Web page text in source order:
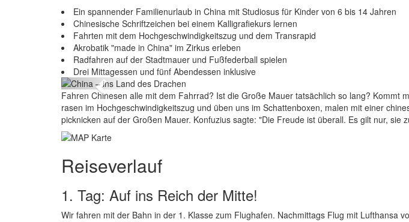
Ein spannender Familienurlaub in China mit Studiosus für Kinder von 6 bis 14 Jahren
Chinesische Schriftzeichen bei einem Kalligrafiekurs lernen
Fahrten mit dem Hochgeschwindigkeitszug und dem Transrapid
Akrobatik "made in China" im Zirkus erleben
Radfahren auf der Stadtmauer und Fußfederball spielen
Drei Mittagessen und fünf Abendessen inklusive
Previous
Fahren Chinesen alle mit dem Fahrrad? Ist die Große Mauer tatsächlich so lang? Kommt
rasen im Hochgeschwindigkeitszug und üben uns im Schattenboxen, malen mit einer
picknicken auf der Großen Mauer. Konfuzius sagte: "Die Freude ist überall. Es gilt nur, sie
Reiseverlauf
1. Tag: Auf ins Reich der Mitte!
Wir fahren mit der Bahn in der 1. Klasse zum Flughafen. Nachmittags Flug mit Lufthansa